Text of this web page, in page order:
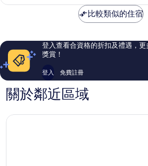
完
評
價
篇
評
比較類似的住宿
登入查看合資格的折扣及禮遇，
獎賞！
登入 免費註冊
關於鄰近區域